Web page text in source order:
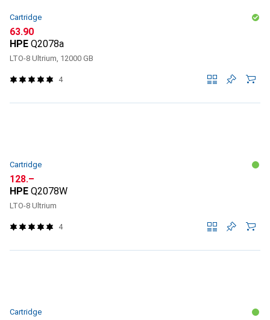
Cartridge
CHF
63.90
HPE Q2078a
LTO-8 Ultrium, 12000 GB
4
Cartridge
CHF
128.–
HPE Q2078W
LTO-8 Ultrium
4
Cartridge